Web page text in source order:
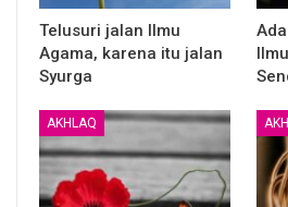
Atas semua partisipasinya
Jazakumullahu Khaira Wa
Telusuri jalan Ilmu
Agama, karena itu jalan
Syurga
AKHLAQ